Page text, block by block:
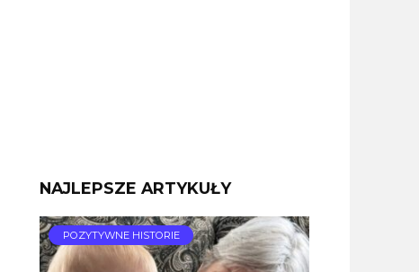
NAJLEPSZE ARTYKUŁY
POZYTYWNE HISTORIE